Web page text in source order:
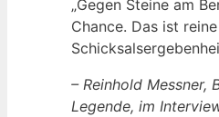
„Gegen Steine am
Chance. Das ist reine
– Reinhold Messner,
Legende, im